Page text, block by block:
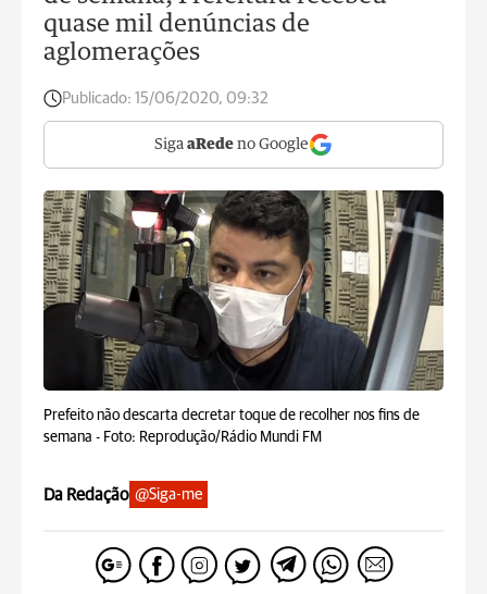
quase mil denúncias de
aglomerações
Publicado: 15/06/2020, 09:32
Siga aRede no Google
Prefeito não descarta decretar toque de recolher nos fins de
semana - Foto: Reprodução/Rádio Mundi FM
Da Redação @Siga-me